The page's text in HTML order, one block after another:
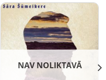
NAV NOLIKTAVĀ